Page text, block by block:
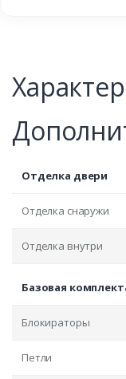
Отделка двери
Отделка снаружи
Отделка внутри
Базовая
Блокираторы
Петли